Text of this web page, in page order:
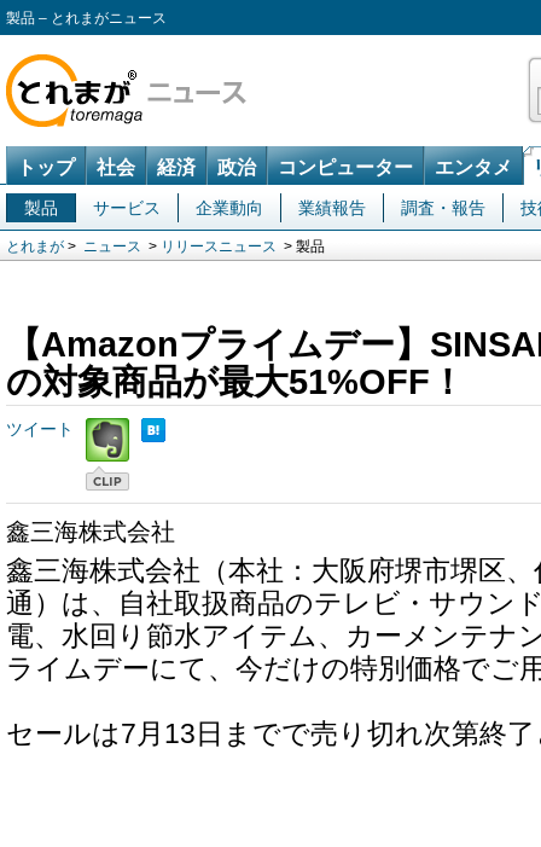
製品 – とれまがニュース
トップ 社会 経済 政治 コンピューター エンタメ
製品 サービス 企業動向 業績報告 調査・報告 技
とれまが > ニュース > リリースニュース > 製品
【Amazonプライムデー】
の対象商品が最大51%OFF！
ツイート
鑫三海株式会社
鑫三海株式会社（本社：大阪府堺市堺区
通）は、自社取扱商品のテレビ・サウン
電、水回り節水アイテム、カーメンテナ
ライムデーにて、今だけの特別価格でご
セールは7月13日までで売り切れ次第終